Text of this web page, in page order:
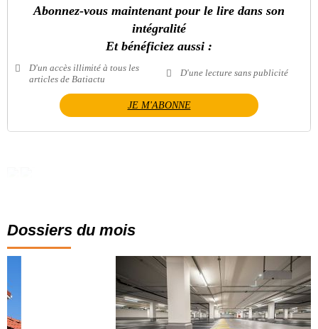
Abonnez-vous maintenant pour le lire dans son
intégralité
Et bénéficiez aussi :
D'un accès illimité à tous les
articles de Batiactu
D'une lecture sans publicité
JE M'ABONNE
Dossiers du mois